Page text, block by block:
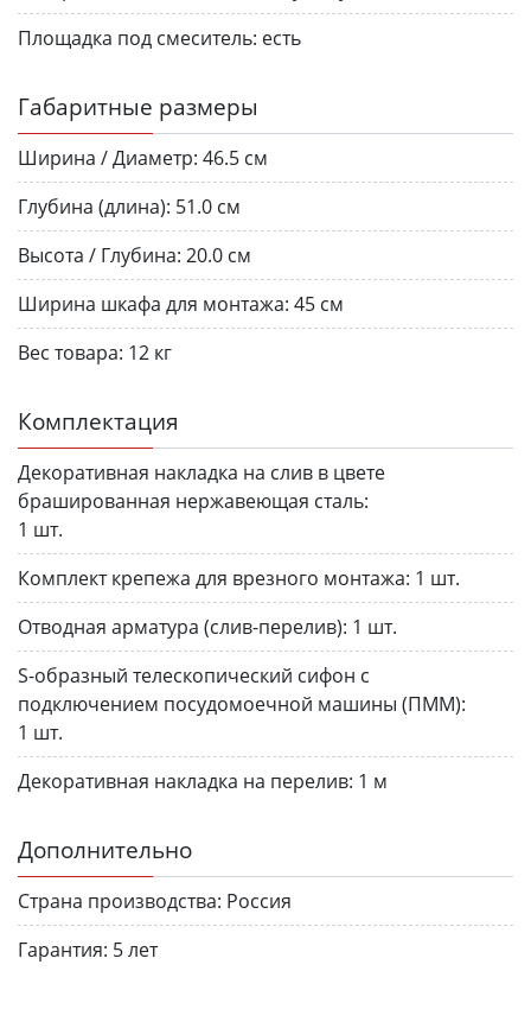
Площадка под смеситель: есть
Габаритные размеры
Ширина / Диаметр: 46.5 см
Глубина (длина): 51.0 см
Высота / Глубина: 20.0 см
Ширина шкафа для монтажа: 45 см
Вес товара: 12 кг
Комплектация
Декоративная накладка на слив в цвете
брашированная нержавеющая сталь:
1 шт.
Комплект крепежа для врезного монтажа: 1 шт.
Отводная арматура (слив-перелив): 1 шт.
S-образный телескопический сифон с
подключением посудомоечной машины (ПММ):
1 шт.
Декоративная накладка на перелив: 1 м
Дополнительно
Страна производства: Россия
Гарантия: 5 лет